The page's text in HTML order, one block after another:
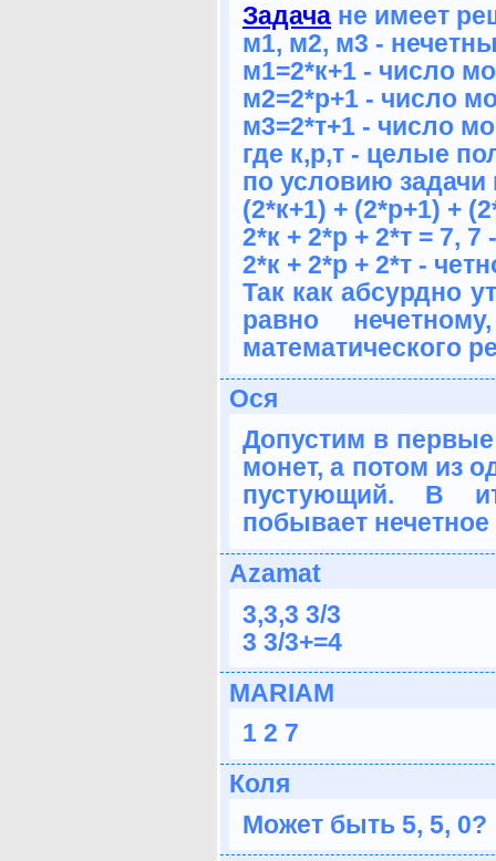
Задача не имеет
м1, м2, м3 -
м1=2*к+1 - число
м2=2*р+1 - число
м3=2*т+1 - число
где к,р,т - целые
по условию
(2*к+1) + (2*р+1) +
2*к + 2*р + 2*т = 7,
2*к + 2*р + 2*т -
Так как абсурдно
равно
математического
Ося
Допустим в
монет, а потом из
пустующий. В
побывает
Azamat
3,3,3 3/3
3 3/3+=4
MARIAM
1 2 7
Коля
Может быть 5, 5, 0?